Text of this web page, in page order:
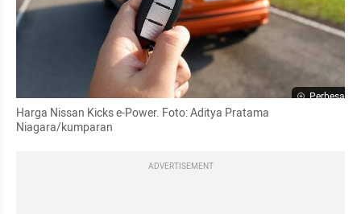
Perbesar
Harga Nissan Kicks e-Power. Foto: Aditya Pratama
Niagara/kumparan
ADVERTISEMENT